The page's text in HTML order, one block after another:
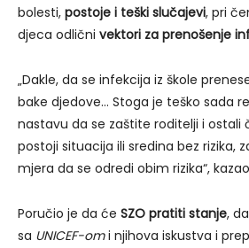
bolesti, postoje i teški slučajevi, pri
djeca odlični vektori za prenošenje
„Dakle, da se infekcija iz škole
bake djedove… Stoga je teško sada
nastavu da se zaštite roditelji i ostali
postoji situacija ili sredina bez rizika,
mjera da se odredi obim rizika“,
Poručio je da će SZO pratiti stanje,
sa UNICEF-omi njihova iskustva i